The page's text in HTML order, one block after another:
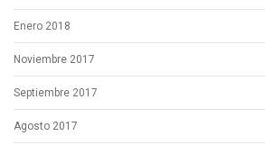
Enero 2018
Noviembre 2017
Septiembre 2017
Agosto 2017